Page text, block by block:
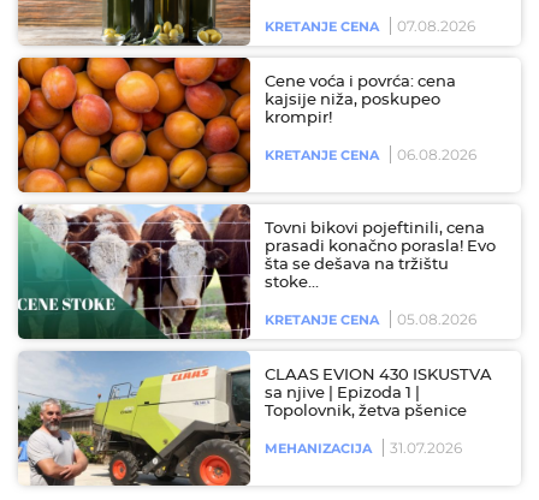
KRETANJE CENA 07.08.2026
Cene voća i povrća: cena
kajsije niža, poskupeo
krompir!
KRETANJE CENA 06.08.2026
Tovni bikovi pojeftinili, cena
prasadi konačno porasla! Evo
šta se dešava na tržištu
stoke…
KRETANJE CENA 05.08.2026
CLAAS EVION 430 ISKUSTVA
sa njive | Epizoda 1 |
Topolovnik, žetva pšenice
MEHANIZACIJA 31.07.2026